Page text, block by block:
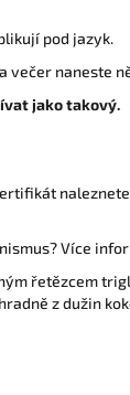
pod jazyk.
večer naneste
jako takový.
Více
řetězcem
z dužin